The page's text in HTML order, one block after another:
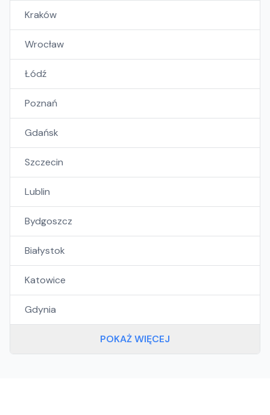
Kraków
Wrocław
Łódź
Poznań
Gdańsk
Szczecin
Lublin
Bydgoszcz
Białystok
Katowice
Gdynia
POKAŻ WIĘCEJ